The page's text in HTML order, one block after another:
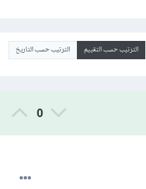
الترتيب حسب التقييم الترتيب حسب التاريخ
0